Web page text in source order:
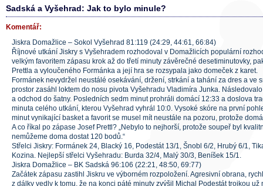
Sadská a Vyšehrad: Jak to bylo minule?
Komentář:
Jiskra Domažlice – Sokol Vyšehrad 81:119 (24:29, 44:61, 66:84)
Říjnové utkání Jiskry s Vyšehradem rozhodoval v Domažlicích populární
velkým favoritem zápasu krok až do třetí minuty závěrečné desetiminutovky,
Prettla a vyloučeného Formánka a její hra se rozsypala jako domeček z karet.
Formánek nevydržel neustálé osekávání, držení, strkání a tahání za dres a ve
prostor zasáhl loktem do nosu pivota Vyšehradu Vladimíra Junka.
a odchod do šatny. Posledních sedm minut prohráli domácí 12:33 a doslova
minuta celého utkání, kterou Vyšehrad vyhrál 10:0. Vysoké skóre na první
minut vynikající basket a favorit se musel mít neustále na pozoru, protože
A co říkal po zápase Josef Prettl? „Nebylo to nejhorší, protože soupeř byl
nemůžeme doma dostat 120 bodů.“
Střelci Jiskry: Formánek 24, Blacký 16, Podestát 13/1, Šnobl 6/2, Hrubý 6/1,
Kozina. Nejlepší střelci Vyšehradu: Burda 32/4, Malý 30/3, Beníšek 15/1.
Jiskra Domažlice – BK Sadská 96:106 (22:21, 48:50, 69:77)
Začátek zápasu zastihl Jiskru ve výborném rozpoložení. Agresivní obrana,
z dálky vedly k tomu, že na konci páté minuty zvýšil Michal Podestát trojkou už